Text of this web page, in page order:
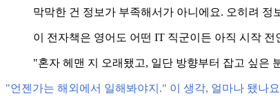
막막한 건 정보가 부족해서가 아니에요. 오히려 정
이 전자책은 영어도 어떤 IT 직군이든 아직 시작
"혼자 헤맨 지 오래됐고, 일단 방향부터 잡고 싶은
"언젠가는 해외에서 일해봐야지." 이 생각, 얼마나 됐나